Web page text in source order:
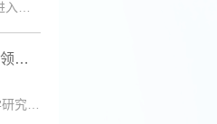
健康规划深化细胞与再生医学领域研究 助力健康中国建设
健康规划持续推进细胞与再生医学研究，联合博雅生命等机构探索技术应用，为健康管理与疾病防治注入新动力。